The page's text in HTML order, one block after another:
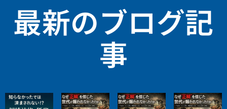
最新のブログ記
事